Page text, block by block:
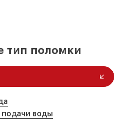
тип поломки
воды